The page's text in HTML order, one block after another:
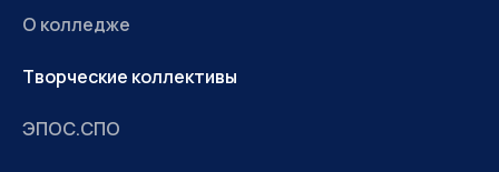
О колледже
Творческие коллективы
ЭПОС.СПО